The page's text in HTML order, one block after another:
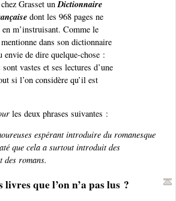
Grasset un Dictionnaire
dont les 968 pages ne
m’instruisant. Comme le
dans son dictionnaire
envie de dire quelque-chose :
vastes et ses lectures d’une
si l’on considère qu’il est
les deux phrases suivantes :
espérant introduire du romanesque
que cela a surtout introduit des
des romans.
que l’on n’a pas lus ?